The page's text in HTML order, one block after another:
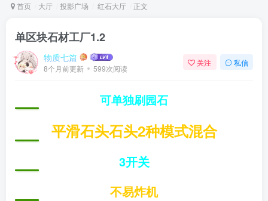
首页 大厅 投影广场 红石大厅 正文
单区块石材工厂1.2
物质七篇
8个月前更新 599次阅读
关注 私信
可单独刷园石
平滑石头石头2种模式混合
3开关
不易炸机